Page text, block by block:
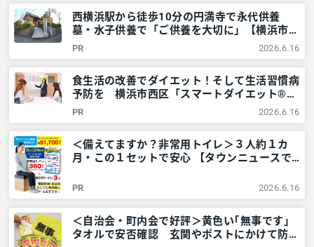
西横浜駅から徒歩10分の円満寺で永代供養
墓・水子供養で「ご供養を大切に」【横浜市西
区】 – 神奈川・東京多摩のご近所情報 – レア
リア
PR 2026.6.16
食生活の改善でダイエット！そして生活習慣病
予防を 横浜市西区「スマートダイエット®教
室」をレポート – 神奈川・東京多摩のご近所
情報 – レアリア
PR 2026.6.16
＜備えてますか？非常用トイレ＞３人約１カ
月・この１セットで安心 【タウンニュースで
レアリア
PR 2026.6.16
＜自治会・町内会で好評＞黄色い｢無事です｣
タオルで安否確認 玄関やポストにかけて防災